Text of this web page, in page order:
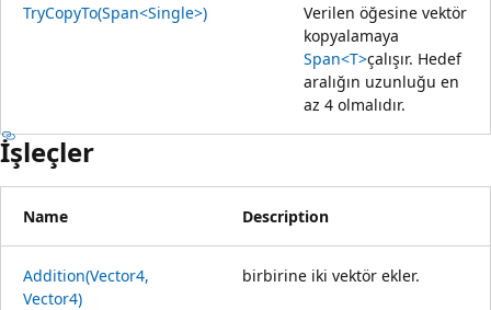
TryCopyTo(Span<Single>)
Verilen öğesine vektör
kopyalamaya
Span<T>çalışır. Hedef
aralığın uzunluğu en
az 4 olmalıdır.
İşleçler
Name Description
Addition(Vector4,
Vector4)
birbirine iki vektör ekler.